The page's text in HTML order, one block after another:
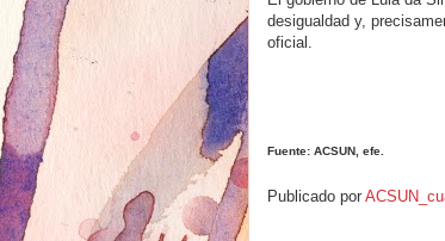
desigualdad y,
oficial.
Fuente: ACSUN, efe.
Publicado por